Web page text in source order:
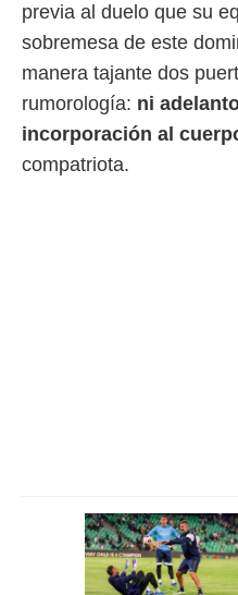
en
a lo que
Para
u
datos
momento
previa al duelo que su
sobremesa de este
manera tajante dos
rumorología: ni
incorporación al
compatriota.